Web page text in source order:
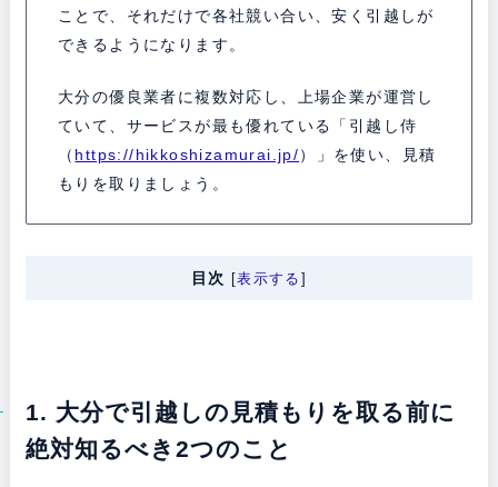
ことで、それだけで各社競い合い、安く引越しが
できるようになります。
大分の優良業者に複数対応し、上場企業が運営し
ていて、サービスが最も優れている「引越し侍
（ https://hikkoshizamurai.jp/）」を使い、見積
もりを取りましょう。
目次 [表示する ]
1. 大分で引越しの見積もりを取る前に
絶対知るべき2つのこと